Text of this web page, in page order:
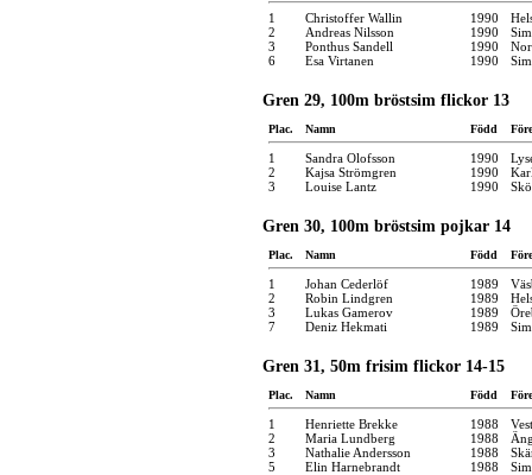
1 Christoffer Wallin 1990
2
Andreas Nilsson 1990
3
Ponthus Sandell 1990
6
Esa Virtanen 1990
Gren 29, 100m bröstsim flickor 13
Plac. Namn Född
1 Sandra Olofsson 1990
2
Kajsa Strömgren 1990
3
Louise Lantz 1990
Gren 30, 100m bröstsim pojkar 14
Plac. Namn Född
1 Johan Cederlöf 1989
2
Robin Lindgren 1989
3
Lukas Gamerov 1989
7
Deniz Hekmati 1989
Gren 31, 50m frisim flickor 14-15
Plac. Namn Född
1 Henriette Brekke 1988
2
Maria Lundberg 1988
3
Nathalie Andersson 1988
5
Elin Harnebrandt 1988